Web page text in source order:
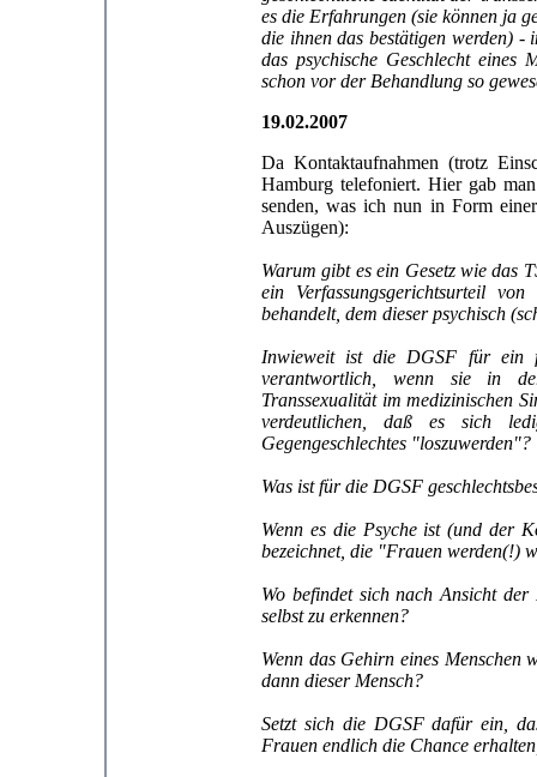
es die Erfahrungen (sie können ja
die ihnen das bestätigen werden)
das psychische Geschlecht eines
schon vor der Behandlung so
19.02.2007
Da Kontaktaufnahmen (trotz
Hamburg telefoniert. Hier gab
senden, was ich nun in Form
Auszügen):
Warum gibt es ein Gesetz wie das
ein Verfassungsgerichtsurteil
behandelt, dem dieser psychisch
Inwieweit ist die DGSF für ein
verantwortlich, wenn sie in
Transsexualität im medizinischen
verdeutlichen, daß es sich
Gegengeschlechtes "loszuwerden"?
Was ist für die DGSF
Wenn es die Psyche ist (und der
bezeichnet, die "Frauen werden(!)
Wo befindet sich nach Ansicht
selbst zu erkennen?
Wenn das Gehirn eines
dann dieser Mensch?
Setzt sich die DGSF dafür ein,
Frauen endlich die Chance